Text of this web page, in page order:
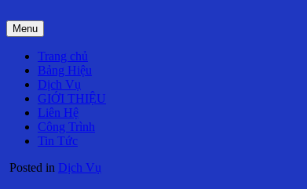
to
content
Menu
Trang chủ
Bảng Hiệu
Dịch Vụ
GIỚI THIỆU
Liên Hệ
Công Trình
Tin Tức
Posted in Dịch Vụ